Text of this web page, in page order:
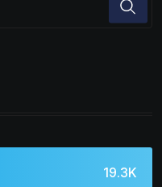
19.3K